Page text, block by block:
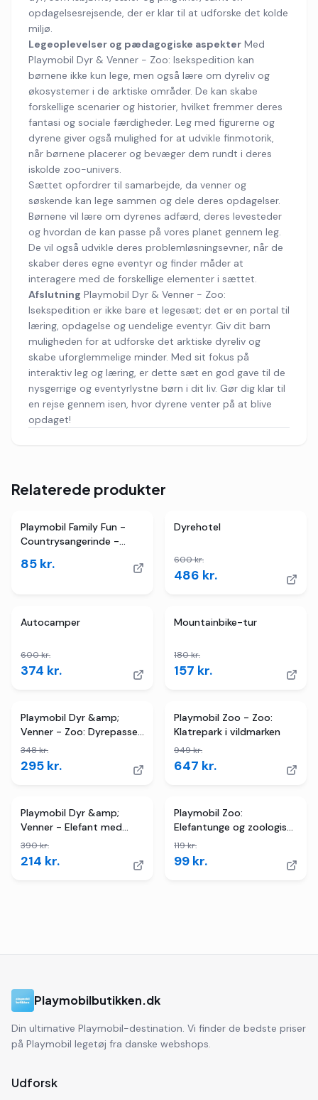
opdagelsesrejsende, der er klar til at udforske det kolde
miljø.
Legeoplevelser og pædagogiske aspekter Med
Playmobil Dyr & Venner - Zoo: Isekspedition kan
børnene ikke kun lege, men også lære om dyreliv og
økosystemer i de arktiske områder. De kan skabe
forskellige scenarier og historier, hvilket fremmer deres
fantasi og sociale færdigheder. Leg med figurerne og
dyrene giver også mulighed for at udvikle finmotorik,
når børnene placerer og bevæger dem rundt i deres
iskolde zoo-univers.
Sættet opfordrer til samarbejde, da venner og
søskende kan lege sammen og dele deres opdagelser.
Børnene vil lære om dyrenes adfærd, deres levesteder
og hvordan de kan passe på vores planet gennem leg.
De vil også udvikle deres problemløsningsevner, når de
skaber deres egne eventyr og finder måder at
interagere med de forskellige elementer i sættet.
Afslutning Playmobil Dyr & Venner - Zoo:
Isekspedition er ikke bare et legesæt; det er en portal til
læring, opdagelse og uendelige eventyr. Giv dit barn
muligheden for at udforske det arktiske dyreliv og
skabe uforglemmelige minder. Med sit fokus på
interaktiv leg og læring, er dette sæt en god gave til de
nysgerrige og eventyrlystne børn i dit liv. Gør dig klar til
en rejse gennem isen, hvor dyrene venter på at blive
opdaget!
Relaterede produkter
Playmobil Family Fun -
Countrysangerinde -
85 kr.
4butikker
Dyrehotel
600kr.
486 kr.
4butikker
Autocamper
600kr.
374 kr.
Mountainbike-tur
180kr.
157 kr.
TILBUD
2butikker
Playmobil Dyr &amp;
Venner - Zoo: Dyrepasser
med køretøj
348kr.
295 kr.
TILBUD
3butikker
Playmobil Zoo - Zoo:
Klatrepark i vildmarken
949kr.
647 kr.
TILBUD
2butikker
Playmobil Dyr &amp;
Venner - Elefant med
dyrepasser
390kr.
214 kr.
2butikker
Playmobil Zoo:
Elefantunge og zoologisk
havepasser
119kr.
99 kr.
Playmobilbutikken.dk
Din ultimative Playmobil-destination. Vi finder de bedste priser
på Playmobil legetøj fra danske webshops.
Udforsk